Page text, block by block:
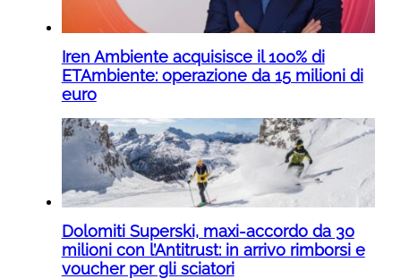
Iren Ambiente acquisisce il 100% di
ETAmbiente: operazione da 15 milioni di
euro
Dolomiti Superski, maxi-accordo da 30
milioni con l’Antitrust: in arrivo rimborsi e
voucher per gli sciatori